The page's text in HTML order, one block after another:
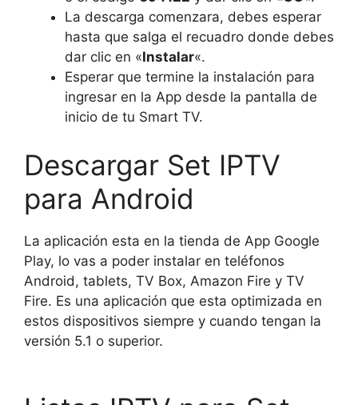
La descarga comenzara, debes esperar
hasta que salga el recuadro donde debes
dar clic en «Instalar«.
Esperar que termine la instalación para
ingresar en la App desde la pantalla de
inicio de tu Smart TV.
Descargar Set IPTV
para Android
La aplicación esta en la tienda de App Google
Play, lo vas a poder instalar en teléfonos
Android, tablets, TV Box, Amazon Fire y TV
Fire. Es una aplicación que esta optimizada en
estos dispositivos siempre y cuando tengan la
versión 5.1 o superior.